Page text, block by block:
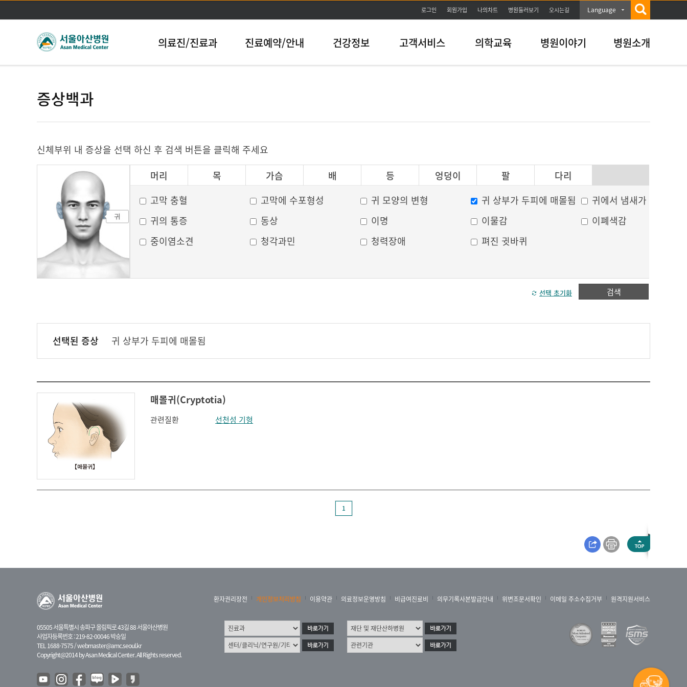
본문바로가기
로그인 회원가입 나의차트 병원둘러보기 오시는길 Language
의료진/진료과 진료예약/안내 건강정보 고객서비스 의학교육 병원이야기 병원소개
증상백과
신체부위 내 증상을 선택 하신 후 검색 버튼을 클릭해 주세요
머리
목 가슴 배 등 엉덩이 팔
다리
그 외
고막 충혈 고막에 수포형성 귀 모양의 변형 귀 상부가 두피에 매몰됨
귀에서 냄새가 남
귀의 통증
동상 이명 이물감
이폐색감
중이염소견
청각과민 청력장애 펴진 귓바퀴
검색
선택 초기화
선택된 증상 귀 상부가 두피에 매몰됨
매몰귀(Cryptotia)
관련질환 선천성 기형
1
05505 서울특별시 송파구 올림픽로 43길 88 서울아산병원
사업자등록번호 : 219-82-00046 박승일
TEL 1688-7575 /webmaster@amc.seoul.kr
Copyright@2014 by Asan Medical Center. All Rights reserved.
환자권리장전 개인정보처리방침 이용약관 의료정보운영방침 비급여진료비 의무기록사본발급안내 위변조문서확인 이메일 주소수집거부 원격지원서비스